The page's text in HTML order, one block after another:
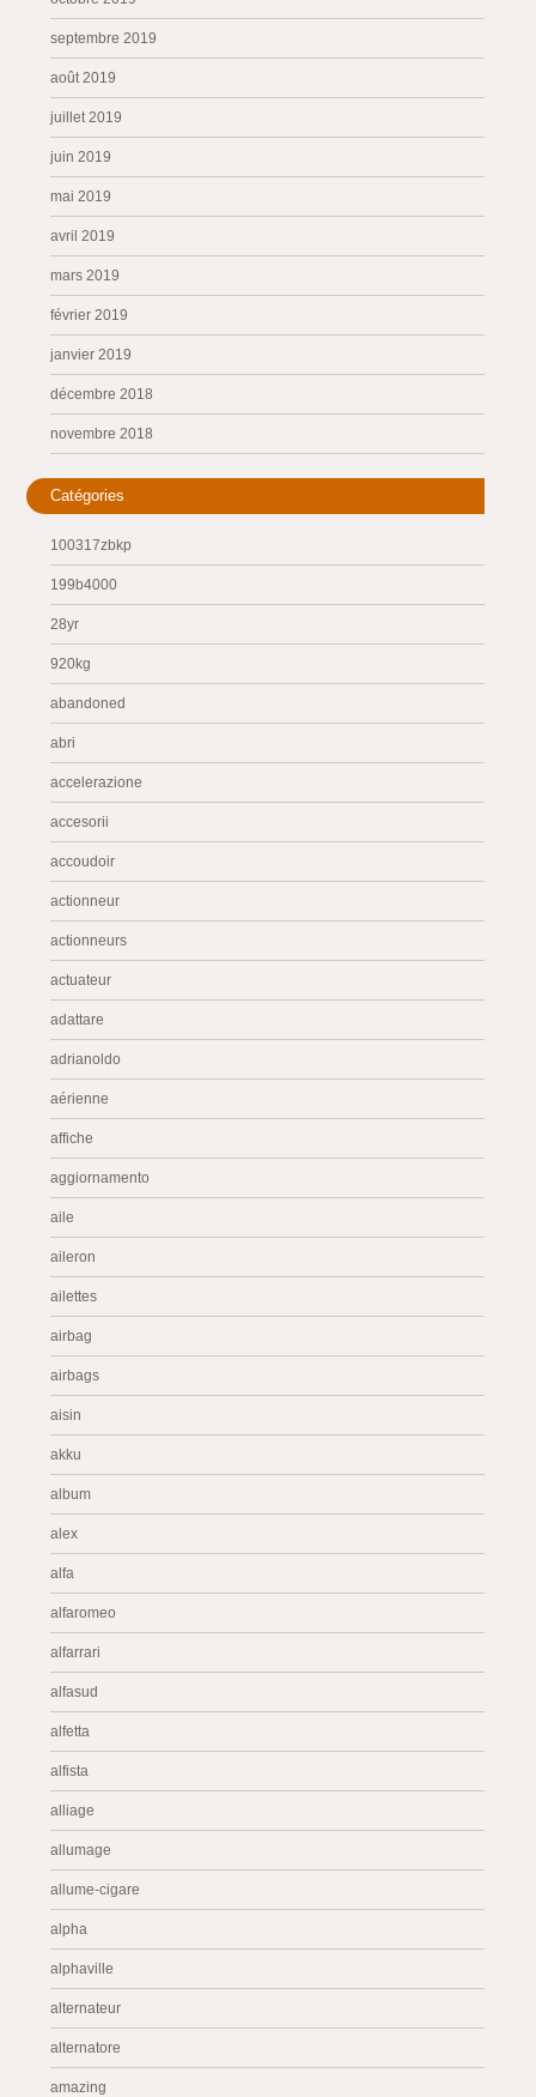
septembre 2019
août 2019
juillet 2019
juin 2019
mai 2019
avril 2019
mars 2019
février 2019
janvier 2019
décembre 2018
novembre 2018
Catégories
100317zbkp
199b4000
28yr
920kg
abandoned
abri
accelerazione
accesorii
accoudoir
actionneur
actionneurs
actuateur
adattare
adrianoldo
aérienne
affiche
aggiornamento
aile
aileron
ailettes
airbag
airbags
aisin
akku
album
alex
alfa
alfaromeo
alfarrari
alfasud
alfetta
alfista
alliage
allumage
allume-cigare
alpha
alphaville
alternateur
alternatore
amazing